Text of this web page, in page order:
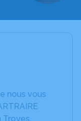
nous vous
Troyes.